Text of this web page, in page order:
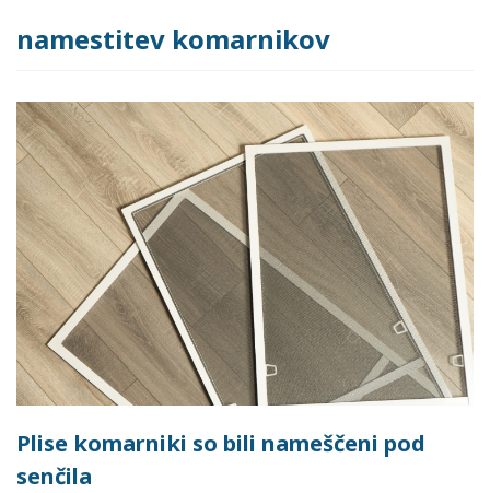
namestitev komarnikov
Plise komarniki so bili nameščeni pod
senčila